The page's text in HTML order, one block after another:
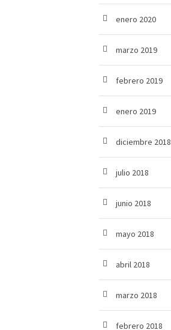
enero 2020
marzo 2019
febrero 2019
enero 2019
diciembre 2018
julio 2018
junio 2018
mayo 2018
abril 2018
marzo 2018
febrero 2018